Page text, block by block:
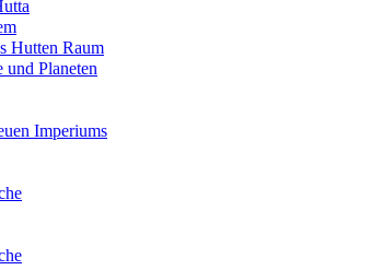
Hutten Raum
Planeten
Imperiums